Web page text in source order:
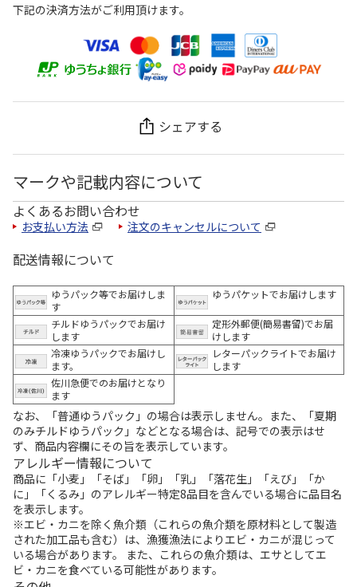
下記の決済方法がご利用頂けます。
シェアする
マークや記載内容について
よくあるお問い合わせ
お支払い方法 注文のキャンセルについて
配送情報について
ゆうパック等でお届けしま
す
ゆうパケットでお届けします
チルドゆうパックでお届け
します
定形外郵便(簡易書留)でお届
けします
冷凍ゆうパックでお届けし
ます。
レターパックライトでお届け
します
佐川急便でのお届けとなり
ます
なお、「普通ゆうパック」の場合は表示しません。また、「夏期
のみチルドゆうパック」などとなる場合は、記号での表示はせ
ず、商品内容欄にその旨を表示しています。
アレルギー情報について
商品に「小麦」「そば」「卵」「乳」「落花生」「えび」「か
に」「くるみ」のアレルギー特定8品目を含んでいる場合に品目名
を表示します。
※エビ・カニを除く魚介類（これらの魚介類を原材料として製造
された加工品も含む）は、漁獲漁法によりエビ・カニが混じって
いる場合があります。 また、これらの魚介類は、エサとしてエ
ビ・カニを食べている可能性があります。